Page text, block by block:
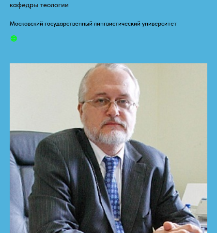
кафедры теологии
Московский государственный лингвистический университет